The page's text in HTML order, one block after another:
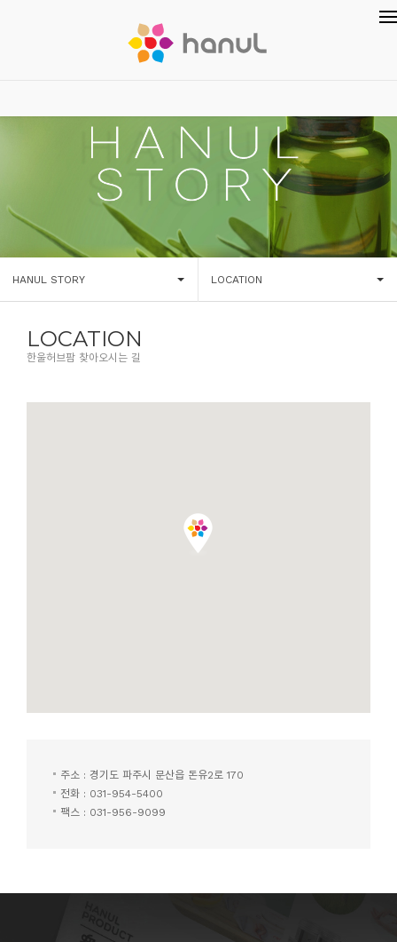
HANUL STORY LOCATION
LOCATION
한울허브팜 찾아오시는 길
주소 : 경기도 파주시 문산읍 돈유2로 170
전화 : 031-954-5400
팩스 : 031-956-9099